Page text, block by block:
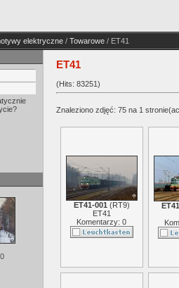
elektryczne/ Towarowe/ ET41
ET41
(Hits: 83251)
Znaleziono zdjęć: 75 na 1
ET41-001 (RT9)
ET41
Komentarzy: 0